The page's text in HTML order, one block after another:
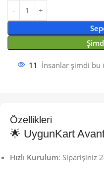
11 İnsanlar şimdi bu
Özellikleri
🌟 UygunKart
Hızlı Kurulum: Siparişiniz